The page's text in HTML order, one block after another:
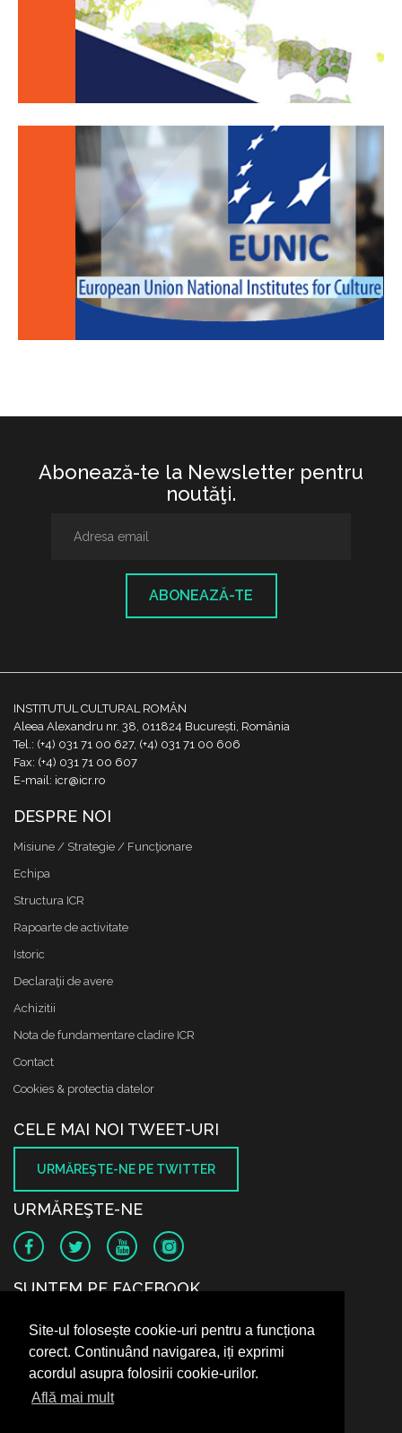
Site-ul folosește cookie-uri pentru a funcționa
corect. Continuând navigarea, iți exprimi
acordul asupra folosirii cookie-urilor.
Află mai mult
Abonează-te la Newsletter pentru
noutăţi.
ABONEAZĂ-TE
INSTITUTUL CULTURAL ROMÂN
Aleea Alexandru nr. 38, 011824 București, România
Tel.: (+4) 031 71 00 627, (+4) 031 71 00 606
Fax: (+4) 031 71 00 607
E-mail: icr@icr.ro
DESPRE NOI
Misiune / Strategie / Funcţionare
Echipa
Structura ICR
Rapoarte de activitate
Istoric
Declaraţii de avere
Achizitii
Nota de fundamentare cladire ICR
Contact
Cookies & protectia datelor
CELE MAI NOI TWEET-URI
URMĂREŞTE-NE PE TWITTER
URMĂREŞTE-NE
SUNTEM PE FACEBOOK